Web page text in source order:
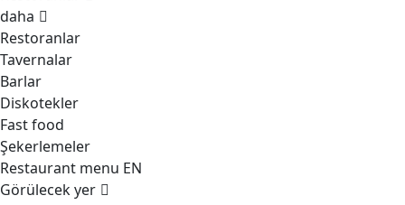
daha
Restoranlar
Tavernalar
Barlar
Diskotekler
Fast food
Şekerlemeler
Restaurant menu EN
Görülecek yer